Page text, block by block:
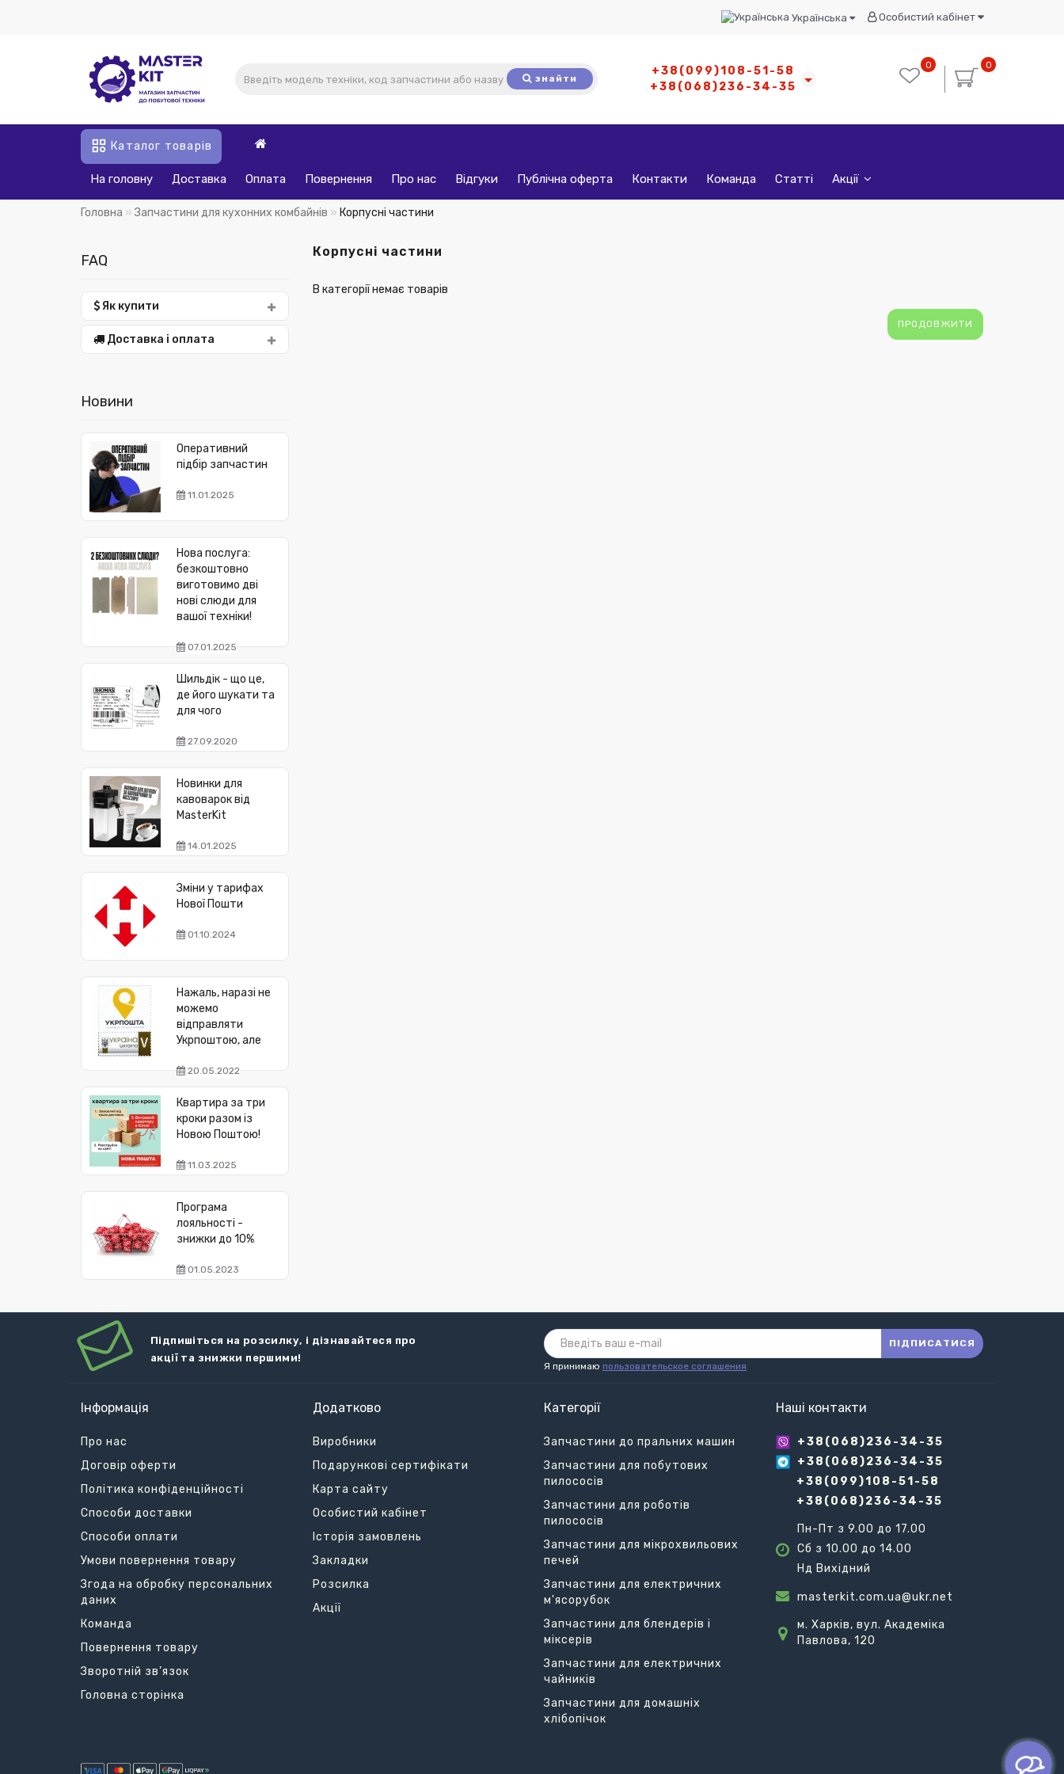
Особистий кабінет
Українська
знайти
+38(099)108-51-58
+38(068)236-34-35
0
0
Каталог товарів
На головну Доставка Оплата Повернення Про нас Відгуки Публічна оферта Контакти Команда Статті Акції
Головна Запчастини для кухонних комбайнів Корпусні частини
FAQ
Як купити
Доставка і оплата
Новини
Оперативний
підбір запчастин
11.01.2025
Нова послуга:
безкоштовно
виготовимо дві
нові слюди для
вашої техніки!
07.01.2025
Шильдік - що це,
де його шукати та
для чого
27.09.2020
Новинки для
кавоварок від
MasterKit
14.01.2025
Зміни у тарифах
Нової Пошти
01.10.2024
Нажаль, наразі не
можемо
відправляти
Укрпоштою, але
20.05.2022
Квартира за три
кроки разом із
Новою Поштою!
11.03.2025
Програма
лояльності -
знижки до 10%
01.05.2023
Корпусні частини
В категорії немає товарів
ПРОДОВЖИТИ
Підпишіться на розсилку, і дізнавайтеся про
акції та знижки першими!
ПІДПИСАТИСЯ
Я принимаю пользовательское соглашения
Інформація
Про нас
Договір оферти
Політика конфіденційності
Способи доставки
Способи оплати
Умови повернення товару
Згода на обробку персональних
даних
Команда
Повернення товару
Зворотній зв’язок
Головна сторінка
Додатково
Виробники
Подарункові сертифікати
Карта сайту
Особистий кабінет
Історія замовлень
Закладки
Розсилка
Акції
Категорії
Запчастини до пральних машин
Запчастини для побутових
пилососів
Запчастини для роботів
пилососів
Запчастини для мікрохвильових
печей
Запчастини для електричних
м'ясорубок
Запчастини для блендерів і
міксерів
Запчастини для електричних
чайників
Запчастини для домашніх
хлібопічок
Наші контакти
+38(068)236-34-35
+38(068)236-34-35
+38(099)108-51-58
+38(068)236-34-35
Пн-Пт з 9.00 до 17.00
Сб з 10.00 до 14.00
Нд Вихідний
masterkit.com.ua@ukr.net
м. Харків, вул. Академіка
Павлова, 120